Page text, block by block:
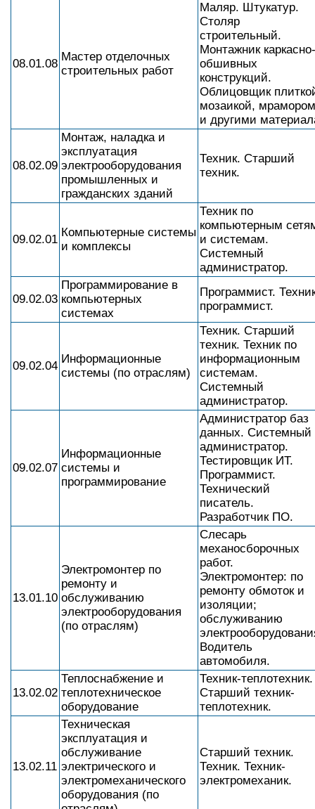
08.01.08
Мастер отделочных
строительных работ
Маляр. Штукатур.
Столяр
строительный.
Монтажник каркасно-
обшивных
конструкций.
Облицовщик
мозаикой, мрамором
и другими
08.02.09
Монтаж, наладка и
эксплуатация
электрооборудования
промышленных и
гражданских зданий
Техник. Старший
техник.
09.02.01
Компьютерные системы
и комплексы
Техник по
компьютерным
и системам.
Системный
администратор.
09.02.03
Программирование в
компьютерных
системах
Программист.
программист.
09.02.04
Информационные
системы (по отраслям)
Техник. Старший
техник. Техник по
информационным
системам.
Системный
администратор.
09.02.07
Информационные
системы и
программирование
Администратор баз
данных. Системный
администратор.
Тестировщик ИТ.
Программист.
Технический
писатель.
Разработчик ПО.
13.01.10
Электромонтер по
ремонту и
обслуживанию
электрооборудования
(по отраслям)
Слесарь
механосборочных
работ.
Электромонтер: по
ремонту обмоток и
изоляции;
обслуживанию
Водитель
автомобиля.
13.02.02
Теплоснабжение и
теплотехническое
оборудование
Техник-теплотехник.
Старший техник-
теплотехник.
13.02.11
Техническая
эксплуатация и
обслуживание
электрического и
электромеханического
оборудования (по
Старший техник.
Техник. Техник-
электромеханик.